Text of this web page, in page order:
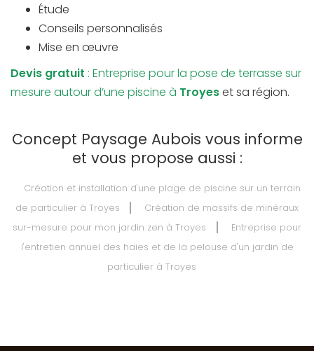
Étude
Conseils personnalisés
Mise en œuvre
Devis gratuit : Entreprise pour la pose de terrasse sur
mesure autour d’une piscine à Troyeset sa région.
Concept Paysage Aubois vous informe
et vous propose aussi :
Création et installation d'une plage de piscine sur un terrain
de particulier à Troyes
Création de massifs de minéraux
sur-mesure pour mon jardin zen à Troyes
Entreprise pour
l'entretien annuel des haies et de la pelouse d'un jardin de
particulier à Troyes